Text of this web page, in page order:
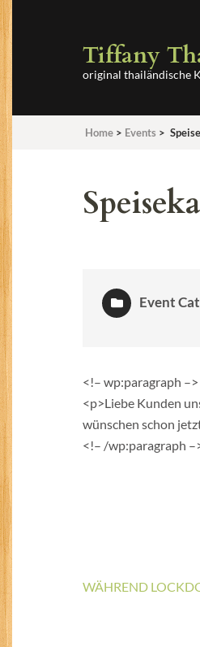
Tiffany
original thailändische
Home > Events >
Event
<!– wp:paragraph –>
<p>Liebe Kunden
wünschen schon
<!– /wp:paragraph
WÄHREND